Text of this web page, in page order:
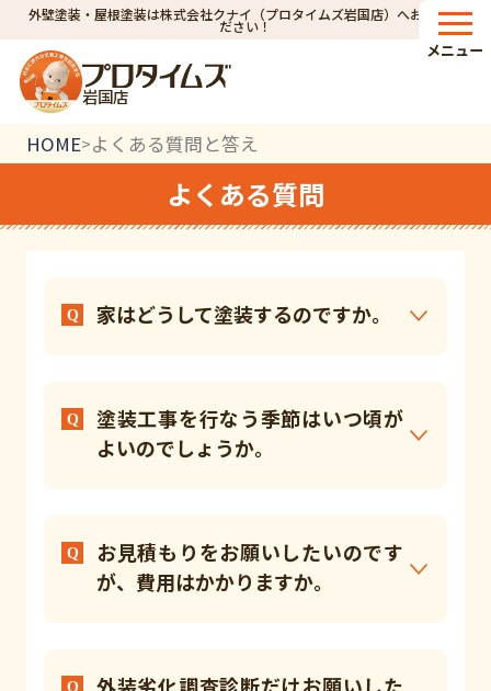
外壁塗装・屋根塗装は株式会社クナイ（プロタイムズ岩国店）へお任せく
ださい！
岩国店
メニュー
HOME>よくある質問と答え
よくある質問
家はどうして塗装するのですか。
塗装工事を行なう季節はいつ頃が
よいのでしょうか。
お見積もりをお願いしたいのです
が、費用はかかりますか。
外装劣化調査診断だけお願いした